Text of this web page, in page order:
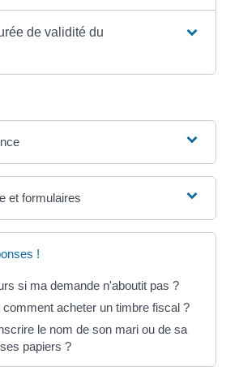
de validité du
et formulaires
!
si ma demande n'aboutit pas ?
comment acheter un timbre fiscal ?
le nom de son mari ou de sa
papiers ?